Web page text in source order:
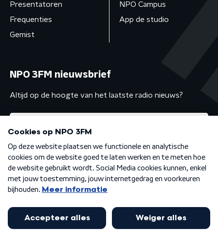
Presentatoren
Frequenties
Gemist
NPO Campus
App de studio
NPO 3FM nieuwsbrief
Altijd op de hoogte van het laatste radio nieuws?
Algemene voorwaarden Privacybeleid